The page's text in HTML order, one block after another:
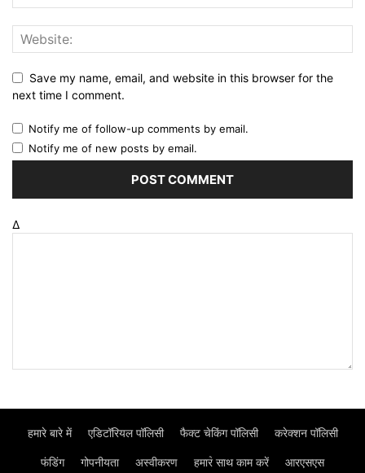
Save my name, email, and website in this browser for the
next time I comment.
Notify me of follow-up comments by email.
Notify me of new posts by email.
Δ
हमारे बारे में एडिटॉरियल पॉलिसी फैक्ट चेकिंग पॉलिसी करेक्शन पॉलिसी
फंडिंग गोपनीयता अस्वीकरण हमार॓ साथ काम करें आरएसएस